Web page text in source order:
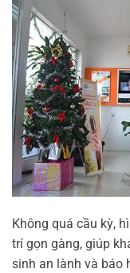
Không quá cầu kỳ,
trí gọn gàng, giúp
sinh an lành và báo